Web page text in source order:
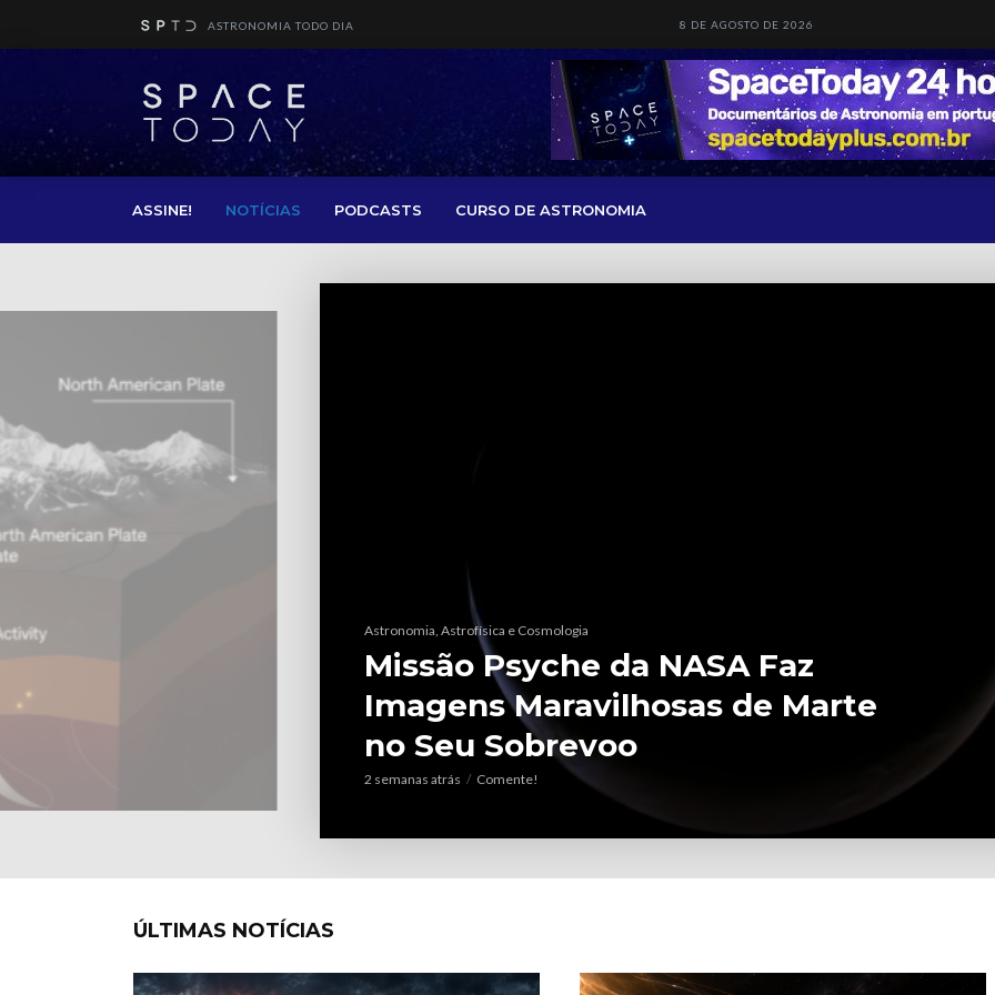
ASTRONOMIA TODO DIA 8 DE AGOSTO DE 2026
ASSINE! NOTÍCIAS PODCASTS CURSO DE ASTRONOMIA
Astronomia, Astrofísica e Cosmologia
O Sol vai engolir a Terra? O
veredicto começou a mudar
2 meses atrás Comente!
ÚLTIMAS NOTÍCIAS